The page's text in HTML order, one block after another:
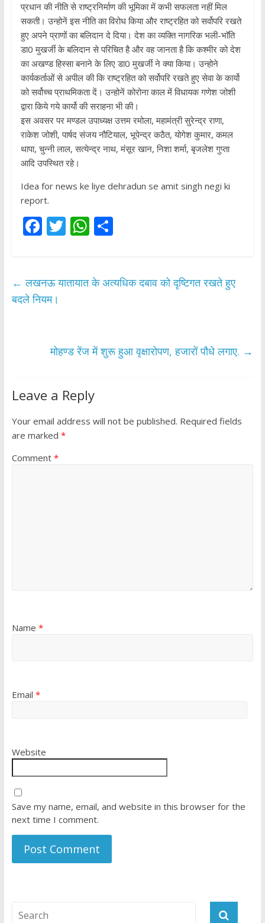
प्रधान की नीति से राष्ट्रनिर्माण की भूमिका में कभी सफलता नहीं मिल
सकती। उन्होनें इस नीति का विरोध किया और राष्ट्रहित को सर्वोपरि रखते
हुए अपने प्राणों का बलिदान दे दिया। देश का व्यक्ति नागरिक भली-भाॅति
डा0 मुखर्जी के बलिदान से परिचित है और वह जानता है कि कश्मीर को देश
का अखण्ड हिस्सा बनाने के लिए डा0 मुखर्जी ने क्या किया। उन्होने
कार्यकर्ताओं से अपील की कि राष्ट्रहित को सर्वोपरि रखते हुए सेवा के कार्यो
को सर्वोच्च प्राथमिकता दें। उन्होनें कोरोना काल में विधायक गणेश जोशी
द्वारा किये गये कार्यो की सराहना भी की।
इस अवसर पर मण्डल उपाध्यक्ष उत्तम रमोला, महामंत्री सुरेन्द्र राणा,
राकेश जोशी, पार्षद संजय नौटियाल, भूपेन्द्र कठैत, योगेश कुमार, कमल
थापा, चुन्नी लाल, सत्येन्द्र नाथ, मंसूर खान, निशा शर्मा, बृजलेश गुप्ता
आदि उपस्थित रहे।
Idea for news ke liye dehradun se amit singh negi ki
report.
F
b
o
T
er
W
s
p
S
e
← लखनऊ यातायात के अत्यधिक दबाव को दृष्टिगत रखते हुए
बदले नियम।
मोहण्ड रेंज में शुरू हुआ वृक्षारोपण, हजारों पौधे लगाए. →
Leave a Reply
Your email address will not be published. Required fields
are marked *
Comment *
Name *
Email *
Website
Save my name, email, and website in this browser for the
next time I comment.